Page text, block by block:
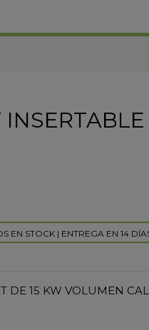
EN STOCK | ENTREGA EN 14
DE 15 KW VOLUMEN